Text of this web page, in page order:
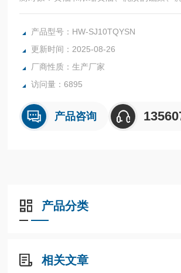
类、发酵豆制品、淀粉制品、面包、糕点、
面用挂浆、预制肉制品、熟肉制品、复合调
产品型号：HW-SJ10TQYSN
更新时间：2025-08-26
厂商性质：生产厂家
访问量：6895
产品咨询
产品分类
相关文章